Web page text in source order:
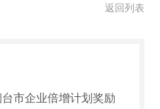
返回列表
市企业倍增计划奖励